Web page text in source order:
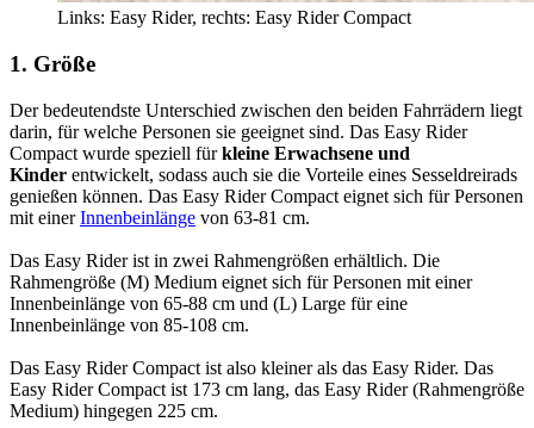
Links: Easy Rider, rechts: Easy Rider Compact
1. Größe
Der bedeutendste Unterschied zwischen den beiden Fahrrädern liegt
darin, für welche Personen sie geeignet sind. Das Easy Rider
Compact wurde speziell fürkleine Erwachsene und
Kinder entwickelt, sodass auch sie die Vorteile eines Sesseldreirads
genießen können. Das Easy Rider Compact eignet sich für Personen
mit einerInnenbeinlänge von 63-81 cm.
Das Easy Rider ist in zwei Rahmengrößen erhältlich. Die
Rahmengröße (M) Medium eignet sich für Personen mit einer
Innenbeinlänge von 65-88 cm und (L) Large für eine
Innenbeinlänge von 85-108 cm.
Das Easy Rider Compact ist also kleiner als das Easy Rider. Das
Easy Rider Compact ist 173 cm lang, das Easy Rider (Rahmengröße
Medium) hingegen 225 cm.